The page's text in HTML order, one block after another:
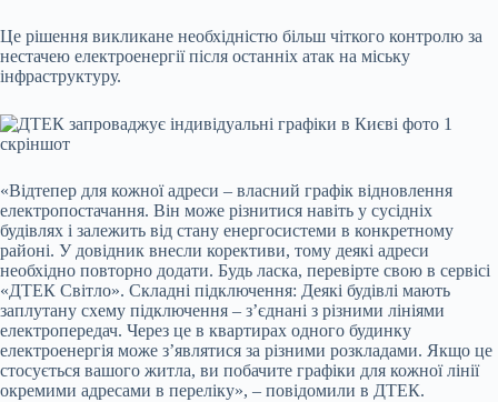
Це рішення викликане необхідністю більш чіткого контролю за
нестачею електроенергії після останніх атак на міську
інфраструктуру.
скріншот
«Відтепер для кожної адреси – власний графік відновлення
електропостачання. Він може різнитися навіть у сусідніх
будівлях і залежить від стану енергосистеми в конкретному
районі. У довідник внесли корективи, тому деякі адреси
необхідно повторно додати. Будь ласка, перевірте свою в сервісі
«ДТЕК Світло». Складні підключення: Деякі будівлі мають
заплутану схему підключення – з’єднані з різними лініями
електропередач. Через це в квартирах одного будинку
електроенергія може з’являтися за різними розкладами. Якщо це
стосується вашого житла, ви побачите графіки для кожної лінії
окремими адресами в переліку», – повідомили в ДТЕК.